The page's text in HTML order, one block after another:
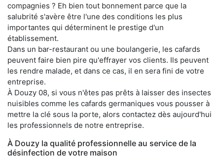
compagnies ? Eh bien tout bonnement parce que la
salubrité s'avère être l'une des conditions les plus
importantes qui déterminent le prestige d'un
établissement.
Dans un bar-restaurant ou une boulangerie, les cafards
peuvent faire bien pire qu'effrayer vos clients. Ils peuvent
les rendre malade, et dans ce cas, il en sera fini de votre
entreprise.
À Douzy 08, si vous n'êtes pas prêts à laisser des insectes
nuisibles comme les cafards germaniques vous pousser à
mettre la clé sous la porte, alors contactez dès aujourd'hui
les professionnels de notre entreprise.
À Douzy la qualité professionnelle au service de la
désinfection de votre maison